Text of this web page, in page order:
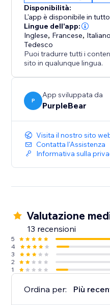
Disponibilità:
L'app è disponibile in
Lingue dell'app:
Inglese, Francese, Italiano
Tedesco
Puoi tradurre tutti i
sito in qualunque lingua.
P
App sviluppata da
PurpleBear
Visita il nostro sito
Contatta l'Assistenza
Informativa sulla
Valutazione
13 recensioni
5
4
3
2
1
Ordina per: Più